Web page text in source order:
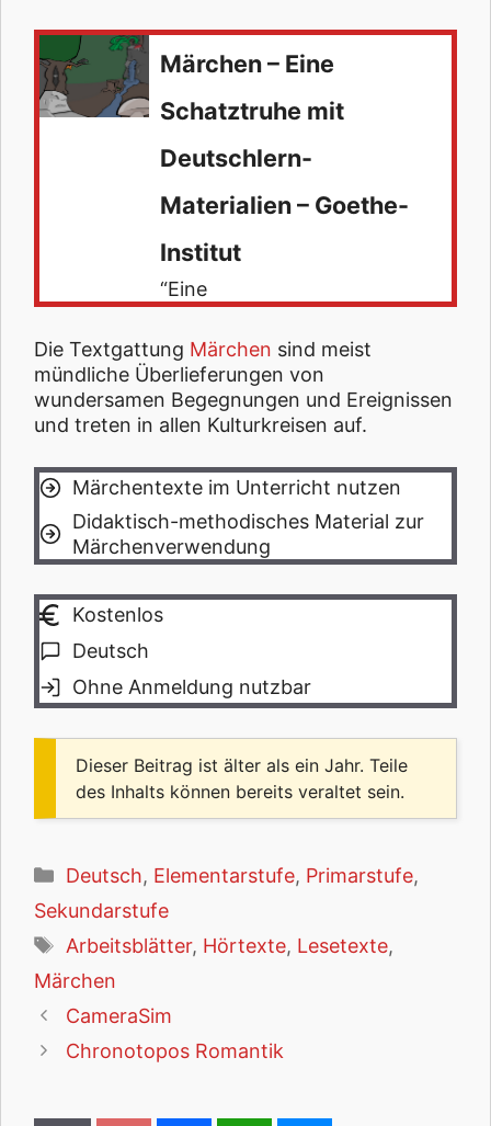
Märchen – Eine
Schatztruhe mit
Deutschlern-
Materialien – Goethe-
Institut
“Eine
Die Textgattung Märchen sind meist
mündliche Überlieferungen von
wundersamen Begegnungen und Ereignissen
und treten in allen Kulturkreisen auf.
Märchentexte im Unterricht nutzen
Didaktisch-methodisches Material zur
Märchenverwendung
Kostenlos
Deutsch
Ohne Anmeldung nutzbar
Dieser Beitrag ist älter als ein Jahr. Teile
des Inhalts können bereits veraltet sein.
Kategorien
Deutsch, Elementarstufe, Primarstufe,
Sekundarstufe
Schlagwörter
Arbeitsblätter, Hörtexte, Lesetexte,
Märchen
CameraSim
Chronotopos Romantik